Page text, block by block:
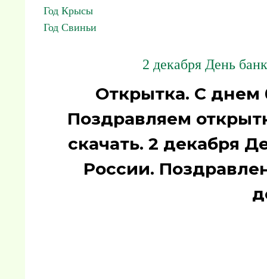
Год Крысы
Год Свиньи
2 декабря День
Открытка. С днем
Поздравляем
скачать. 2 декабря
России.